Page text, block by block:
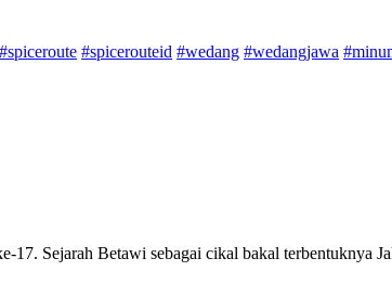
#spiceroute #spicerouteid #wedang #wedangjawa
Sejarah Betawi sebagai cikal bakal terbentuknya